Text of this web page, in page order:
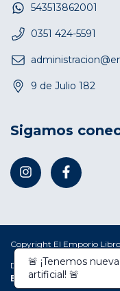
543513862001
0351 424-5591
9 de Julio 182
Sigamos
Copyright El Emporio
Defensa de las y los
Botón de
🚨 ¡Tenemos
artificial! 🚨